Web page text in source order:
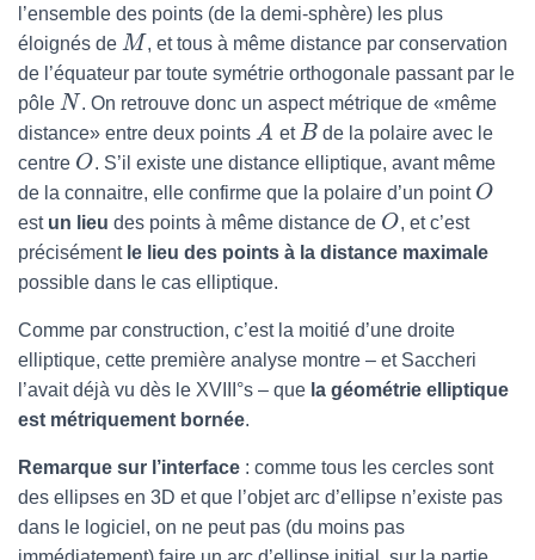
l’ensemble des points (de la demi-sphère) les plus
éloignés de M , et tous à même distance par conservation
de l’équateur par toute symétrie orthogonale passant par le
pôle N . On retrouve donc un aspect métrique de «même
distance» entre deux points A etB de la polaire avec le
centre O. S’il existe une distance elliptique, avant même
de la connaitre, elle confirme que la polaire d’un point O
est un lieu des points à même distance de O, et c’est
précisément le lieu des points à la distance maximale
possible dans le cas elliptique.
Comme par construction, c’est la moitié d’une droite
elliptique, cette première analyse montre – et Saccheri
l’avait déjà vu dès le XVIII°s – que la géométrie elliptique
est métriquement bornée.
Remarque sur l’interface : comme tous les cercles sont
des ellipses en 3D et que l’objet arc d’ellipse n’existe pas
dans le logiciel, on ne peut pas (du moins pas